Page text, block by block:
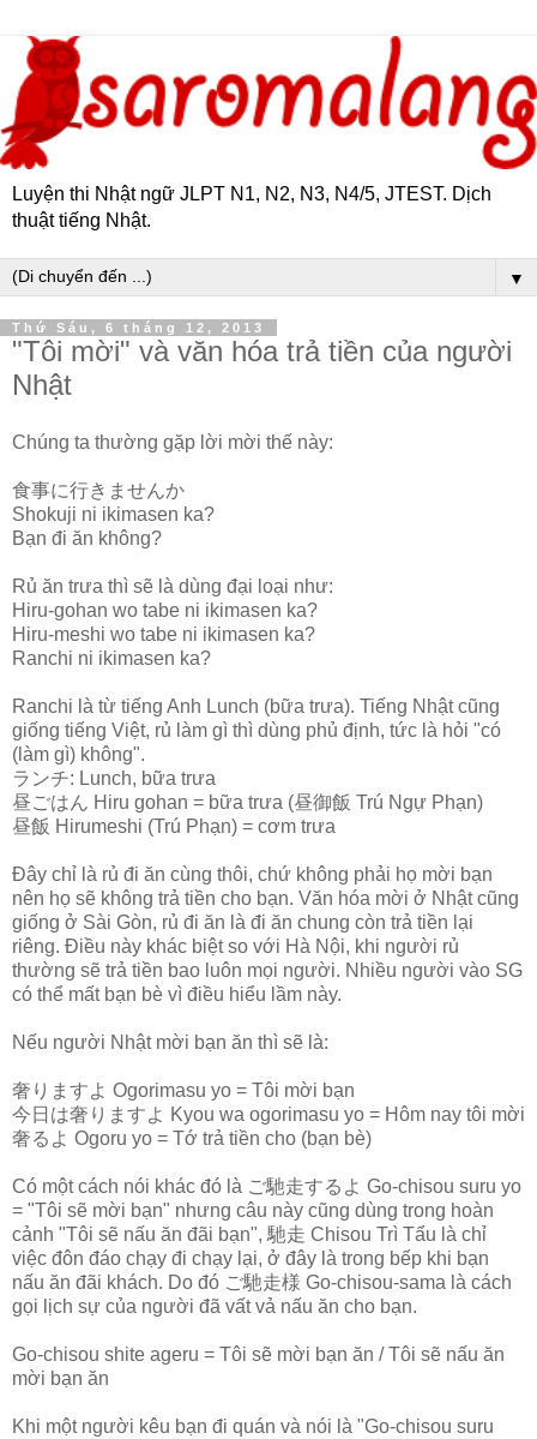
Luyện thi Nhật ngữ JLPT N1, N2, N3, N4/5, JTEST. Dịch
thuật tiếng Nhật.
▼
Thứ Sáu, 6 tháng 12, 2013
"Tôi mời" và văn hóa trả tiền của người
Nhật
Chúng ta thường gặp lời mời thế này:
食事に行きませんか
Shokuji ni ikimasen ka?
Bạn đi ăn không?
Rủ ăn trưa thì sẽ là dùng đại loại như:
Hiru-gohan wo tabe ni ikimasen ka?
Hiru-meshi wo tabe ni ikimasen ka?
Ranchi ni ikimasen ka?
Ranchi là từ tiếng Anh Lunch (bữa trưa). Tiếng Nhật cũng
giống tiếng Việt, rủ làm gì thì dùng phủ định, tức là hỏi "có
(làm gì) không".
ランチ: Lunch, bữa trưa
昼ごはん Hiru gohan = bữa trưa (昼御飯 Trú Ngự Phạn)
昼飯 Hirumeshi (Trú Phạn) = cơm trưa
Đây chỉ là rủ đi ăn cùng thôi, chứ không phải họ mời bạn
nên họ sẽ không trả tiền cho bạn. Văn hóa mời ở Nhật cũng
giống ở Sài Gòn, rủ đi ăn là đi ăn chung còn trả tiền lại
riêng. Điều này khác biệt so với Hà Nội, khi người rủ
thường sẽ trả tiền bao luôn mọi người. Nhiều người vào SG
có thể mất bạn bè vì điều hiểu lầm này.
Nếu người Nhật mời bạn ăn thì sẽ là:
奢りますよ Ogorimasu yo = Tôi mời bạn
今日は奢りますよ Kyou wa ogorimasu yo = Hôm nay tôi mời
奢るよ Ogoru yo = Tớ trả tiền cho (bạn bè)
Có một cách nói khác đó là ご馳走するよ Go-chisou suru yo
= "Tôi sẽ mời bạn" nhưng câu này cũng dùng trong hoàn
cảnh "Tôi sẽ nấu ăn đãi bạn", 馳走 Chisou Trì Tẩu là chỉ
việc đôn đáo chạy đi chạy lại, ở đây là trong bếp khi bạn
nấu ăn đãi khách. Do đó ご馳走様 Go-chisou-sama là cách
gọi lịch sự của người đã vất vả nấu ăn cho bạn.
Go-chisou shite ageru = Tôi sẽ mời bạn ăn / Tôi sẽ nấu ăn
mời bạn ăn
Khi một người kêu bạn đi quán và nói là "Go-chisou suru